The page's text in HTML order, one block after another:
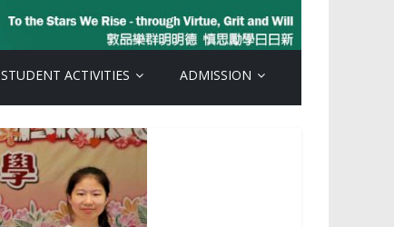
STUDENT ACTIVITIES ADMISSION